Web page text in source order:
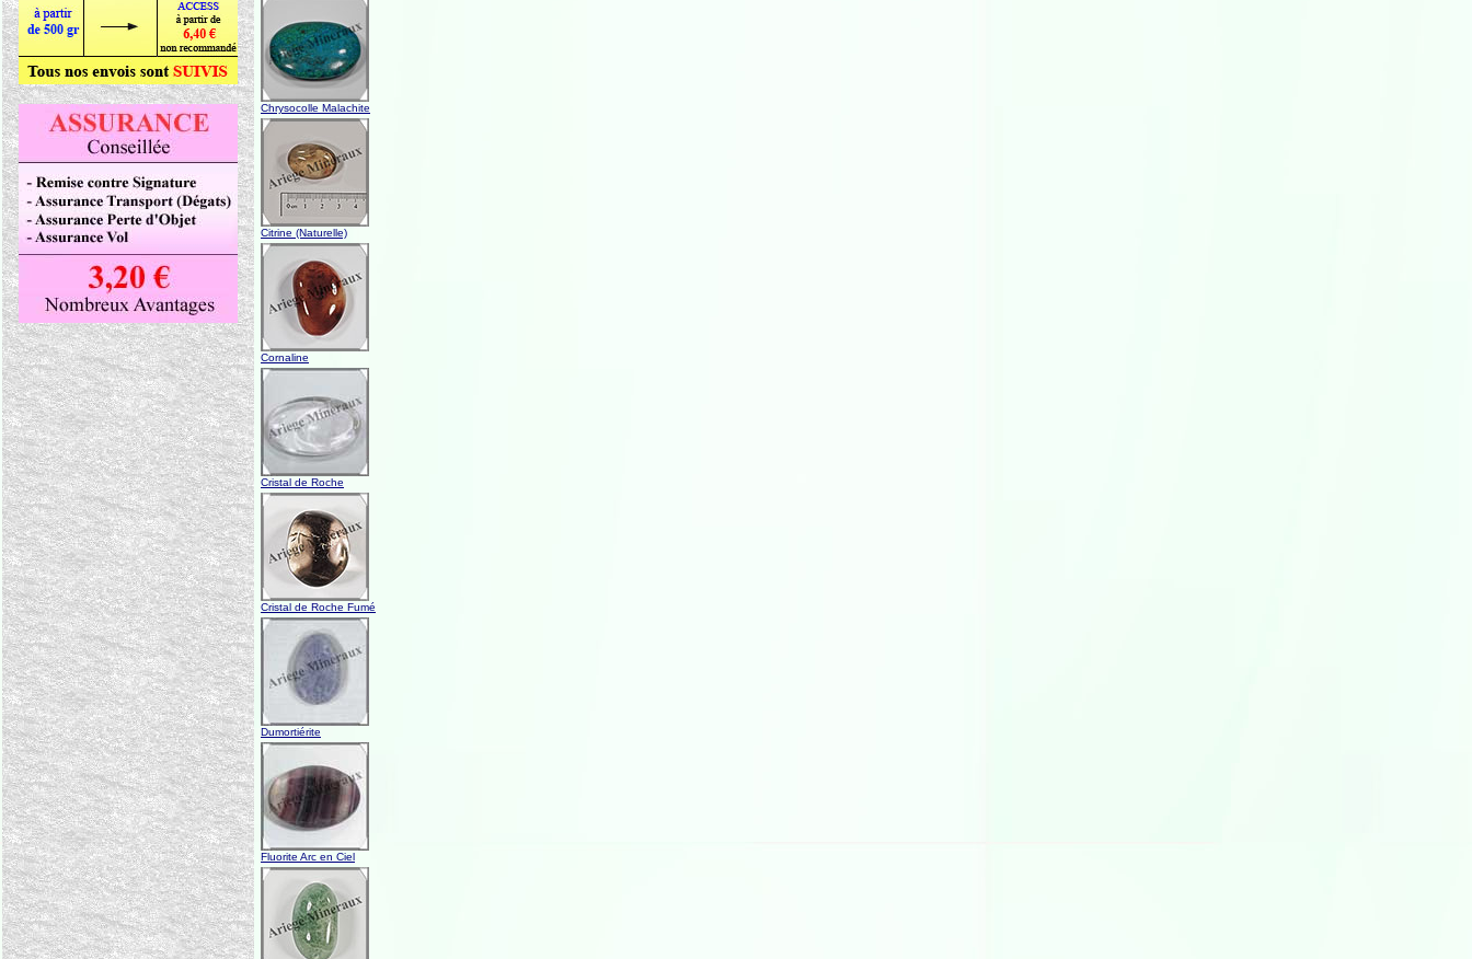
Chrysocolle Malachite
Citrine (Naturelle)
Cornaline
Cristal de Roche
Cristal de Roche Fumé
Dumortiérite
Fluorite Arc en Ciel